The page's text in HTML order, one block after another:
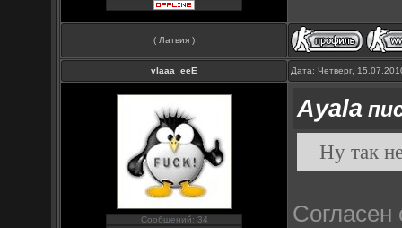
( Латвия )
vlaaa_eeE Дата: Четверг,
Сообщений: 34
Ayala
Ну так
Согласен